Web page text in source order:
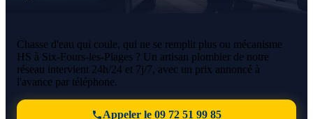
Chasse d'eau qui coule, qui ne se remplit plus ou mécanisme
HS à Six-Fours-les-Plages ? Un artisan plombier de notre
réseau intervient 24h/24 et 7j/7, avec un prix annoncé à
l'avance par téléphone.
Appeler le 09 72 51 99 85